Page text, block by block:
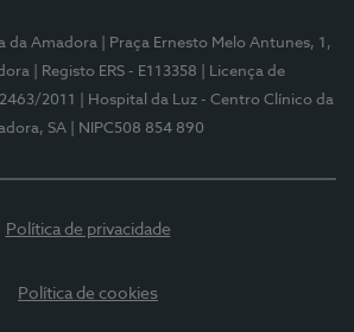
da Amadora
| Praça Ernesto Melo Antunes, 1,
| Registo ERS - E113358
| Licença de
2011
| Hospital da Luz - Centro Clínico da
SA
| NIPC508 854 890
Política de privacidade
Política de cookies